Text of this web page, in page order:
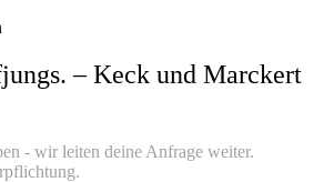
– Keck und Marckert
- wir leiten deine Anfrage weiter.